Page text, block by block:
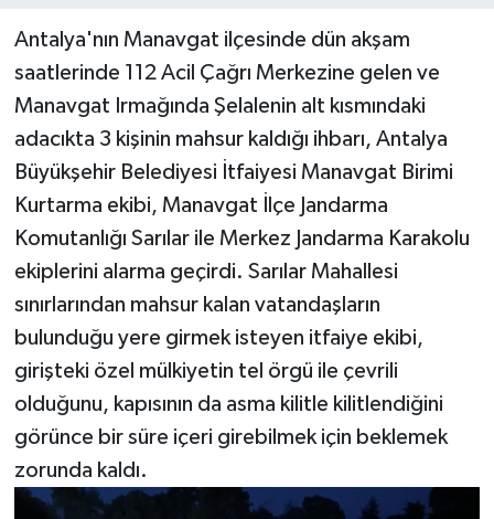
Antalya'nın Manavgat ilçesinde dün akşam
saatlerinde 112 Acil Çağrı Merkezine gelen ve
Manavgat Irmağında Şelalenin alt kısmındaki
adacıkta 3 kişinin mahsur kaldığı ihbarı, Antalya
Büyükşehir Belediyesi İtfaiyesi Manavgat Birimi
Kurtarma ekibi, Manavgat İlçe Jandarma
Komutanlığı Sarılar ile Merkez Jandarma Karakolu
ekiplerini alarma geçirdi. Sarılar Mahallesi
sınırlarından mahsur kalan vatandaşların
bulunduğu yere girmek isteyen itfaiye ekibi,
girişteki özel mülkiyetin tel örgü ile çevrili
olduğunu, kapısının da asma kilitle kilitlendiğini
görünce bir süre içeri girebilmek için beklemek
zorunda kaldı.
Siyaset
Sosyal medya
Spor
Televizyon
Turizm
Yaşam